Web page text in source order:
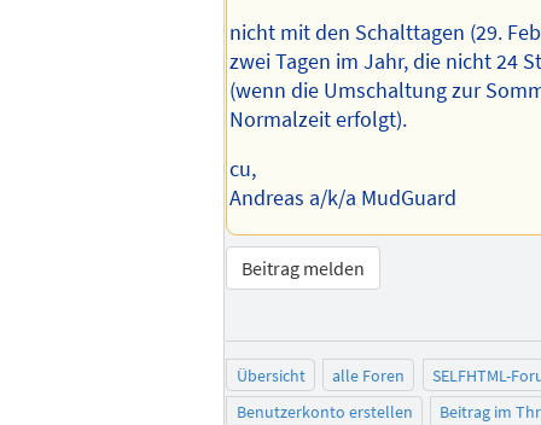
nicht mit den Schalttagen (29.
zwei Tagen im Jahr, die nicht 24
(wenn die Umschaltung zur
Normalzeit erfolgt).
cu,
Andreas a/k/a MudGuard
Beitrag melden
Übersicht alle Foren
SELFHTML-
Benutzerkonto erstellen
Beitrag im